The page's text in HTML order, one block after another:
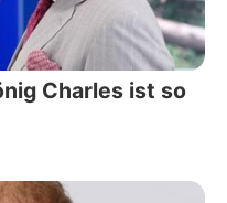
Charles ist so